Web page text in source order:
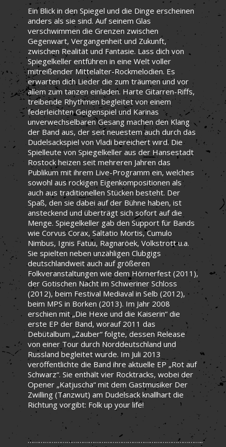
Ein Blick in den Spiegel und die Dinge erscheinen
anders als sie sind. Auf seinem Glas
verschwimmen die Grenzen zwischen
Gegenwart, Vergangenheit und Zukunft,
zwischen Realität und Fantasie. Lass dich von
Spiegelkeller entführen in eine Welt voller
mitreißender Mittelalter-Rockmelodien. Es
erwarten dich Lieder die zum träumen und vor
allem zum tanzen einladen. Harte Gitarren-Riffs,
treibende Rhythmen begleitet von einem
federleichten Geigenspiel und Karinas
unverwechselbaren Gesang machen den Klang
der Band aus, der seit neuestem auch durch das
Dudelsackspiel von Vladi bereichert wird. Die
Spielleute von Spiegelkeller aus der Hansestadt
Rostock heizen seit mehreren Jahren das
Publikum mit ihrem Live-Programm ein, welches
sowohl aus rockigen Eigenkompositionen als
auch aus traditionellen Stücken besteht. Der
Spaß, den sie dabei auf der Bühne haben, ist
ansteckend und überträgt sich sofort auf die
Menge. Spiegelkeller gab den Support für Bands
wie Corvus Corax, Saltatio Mortis, Cumulo
Nimbus, Ignis Fatuu, Ragnaröek, Volkstrott u.a.
Sie spielten neben unzähligen Clubgigs
deutschlandweit auch auf größeren
Folkveranstaltungen wie dem Hörnerfest (2011),
der Gotischen Nacht im Schweriner Schloss
(2012), beim Festival Mediaval in Selb (2012),
beim MPS in Borken (2013). Im Jahr 2008
erschien mit „Die Hexe und die Kaiserin“ die
erste EP der Band, worauf 2011 das
Debütalbum „Zauber“ folgte, dessen Release
von einer Tour durch Norddeutschland und
Russland begleitet wurde. Im Juli 2013
veröffentlichte die Band ihre aktuelle EP „Rot auf
Schwarz“. Sie enthält vier Rocktracks, wobei der
Opener „Katjuscha“ mit dem Gastmusiker Der
Zwilling (Tanzwut) am Dudelsack knallhart die
Richtung vorgibt: Folk up your life!
…………………………………………………………………………………..